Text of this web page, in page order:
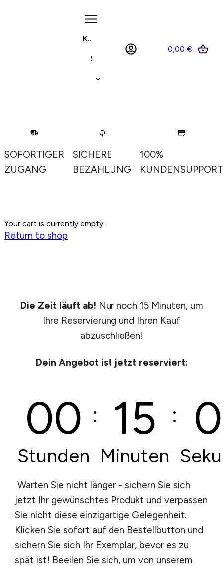
KUNDENCENTER™
MEIN KONTO
0,00 €
SOFORTIGER
ZUGANG
SICHERE
BEZAHLUNG
100%
KUNDENSUPPORT
Your cart is currently empty.
Return to shop
Die Zeit läuft ab! Nur noch 15 Minuten, um
Ihre Reservierung und Ihren Kauf
abzuschließen!
Dein Angebot ist jetzt reserviert:
00
Stunden
: 15
Minuten
:
Warten Sie nicht länger - sichern Sie sich
jetzt Ihr gewünschtes Produkt und verpassen
Sie nicht diese einzigartige Gelegenheit.
Klicken Sie sofort auf den Bestellbutton und
sichern Sie sich Ihr Exemplar, bevor es zu
spät ist! Beeilen Sie sich, um von unserem